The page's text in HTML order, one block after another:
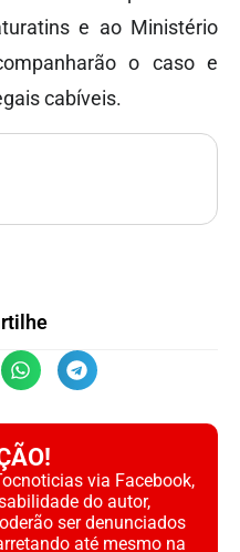
e ao Ministério
o caso e
cabíveis.
via Facebook,
do autor,
ser denunciados
até mesmo na